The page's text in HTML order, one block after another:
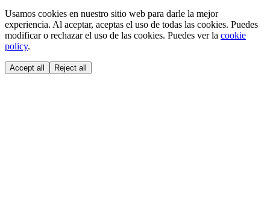
Usamos cookies en nuestro sitio web para darle la mejor
experiencia. Al aceptar, aceptas el uso de todas las cookies. Puedes
modificar o rechazar el uso de las cookies. Puedes ver la cookie
policy.
Accept all Reject all